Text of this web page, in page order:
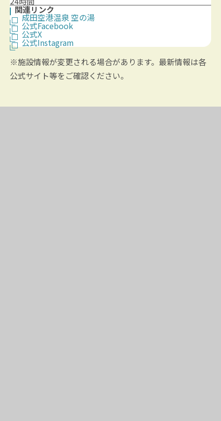
関連リンク
成田空港温泉 空の湯
公式Facebook
公式X
公式Instagram
※施設情報が変更される場合があります。最新情報は各
公式サイト等をご確認ください。